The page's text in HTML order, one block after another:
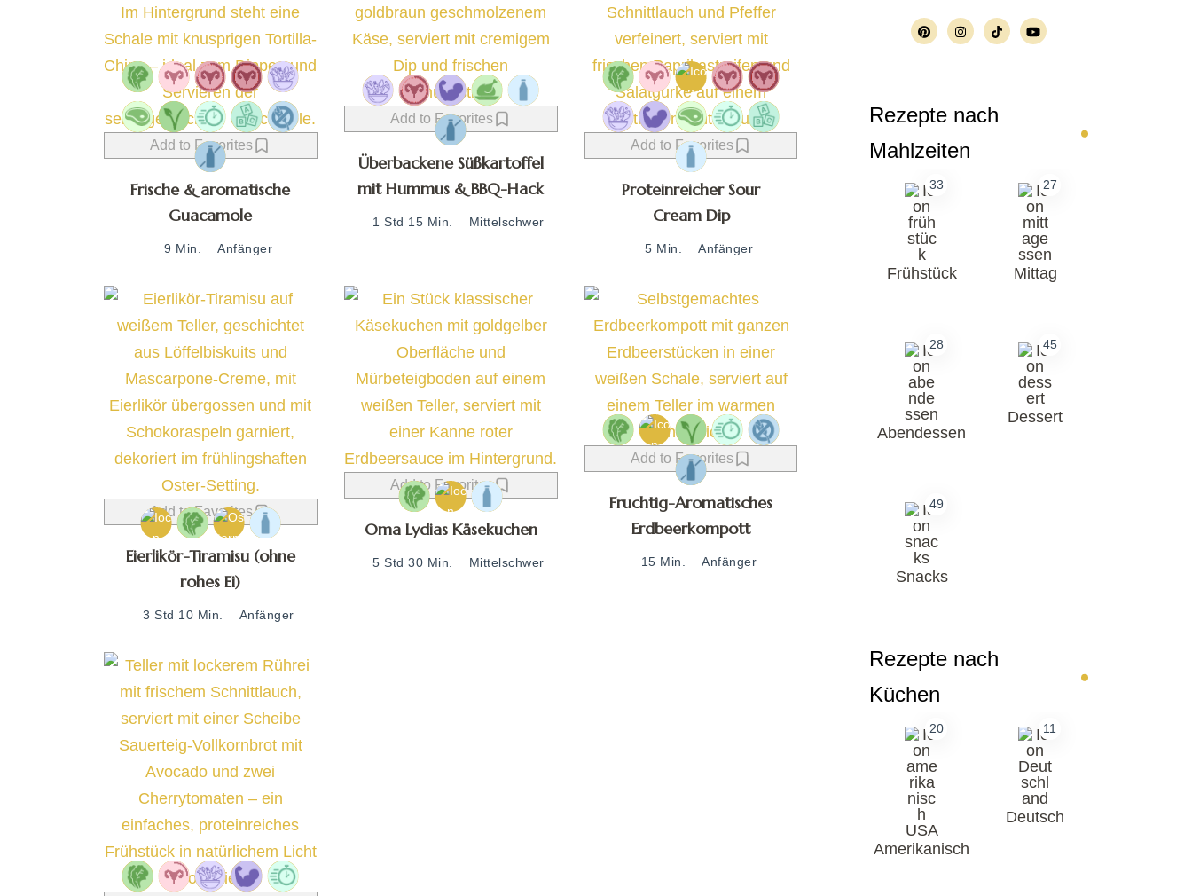
Add to Favorites
Frische & aromatische
Guacamole
9 Min. Anfänger
Add to Favorites
Überbackene Süßkartoffel
mit Hummus & BBQ-Hack
1 Std 15 Min. Mittelschwer
Add to Favorites
Proteinreicher Sour
Cream Dip
5 Min. Anfänger
Add to Favorites
Eierlikör-Tiramisu (ohne
rohes Ei)
3 Std 10 Min. Anfänger
Add to Favorites
Oma Lydias Käsekuchen
5 Std 30 Min. Mittelschwer
Add to Favorites
Fruchtig-Aromatisches
Erdbeerkompott
15 Min. Anfänger
Rezepte nach
Mahlzeiten
33
Frühstück
27
Mittag
28
Abendessen
45
Dessert
49
Snacks
Rezepte nach
Küchen
20
Amerikanisch
11
Deutsch